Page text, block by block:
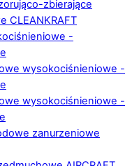
zbierające
CLEANKRAFT
-
wysokociśnieniowe -
wysokociśnieniowe -
zanurzeniowe